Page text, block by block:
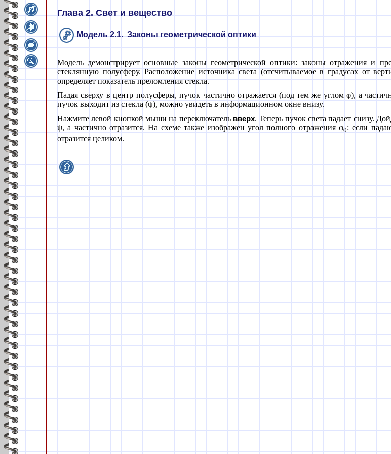
Глава 2. Свет и вещество
Модель 2.1. Законы геометрической оптики
Модель демонстрирует основные законы геометрической оптики: законы отражения и
стеклянную полусферу. Расположение источника света (отсчитываемое в градусах от
определяет показатель преломления стекла.
Падая сверху в центр полусферы, пучок частично отражается (под тем же угломφ), а
пучок выходит из стекла (ψ), можно увидеть в информационном окне внизу.
Нажмите левой кнопкой мыши на переключатель вверх. Теперь пучок света падает снизу.
ψ, а частично отразится. На схеме также изображен угол полного отражения φ0: если
отразится целиком.